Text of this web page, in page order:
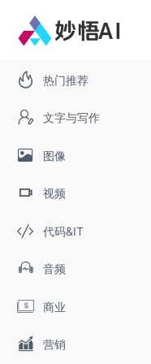
热门推荐
文字与写作
图像
视频
代码&IT
音频
商业
营销